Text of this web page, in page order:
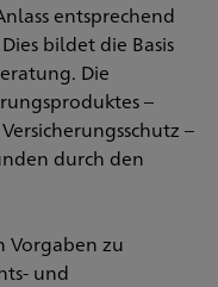
entsprechend
bildet die Basis
Die
–
–
durch den
Vorgaben zu
und